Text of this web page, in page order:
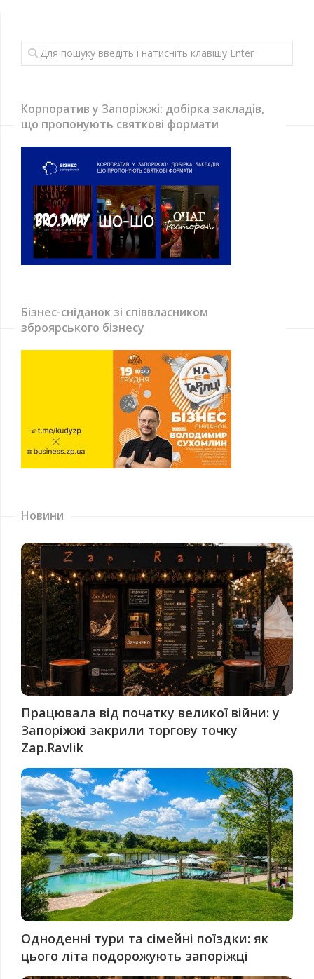
Корпоратив у Запоріжжі: добірка закладів,
що пропонують святкові формати
Бізнес-сніданок зі співвласником
зброярського бізнесу
Новини
Працювала від початку великої війни: у
Запоріжжі закрили торгову точку
Zap.Ravlik
Одноденні тури та сімейні поїздки: як
цього літа подорожують запоріжці